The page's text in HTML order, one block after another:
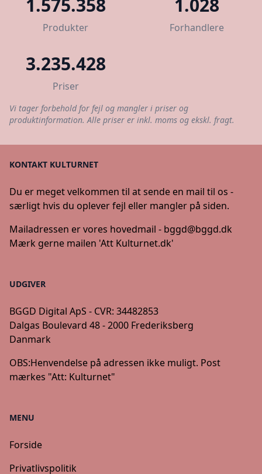
1.575.358
Produkter
1.028
Forhandlere
3.235.428
Priser
Vi tager forbehold for fejl og mangler i priser og
produktinformation. Alle priser er inkl. moms og ekskl. fragt.
KONTAKT KULTURNET
Du er meget velkommen til at sende en mail til os -
særligt hvis du oplever fejl eller mangler på siden.
Mailadressen er vores hovedmail - bggd@bggd.dk
Mærk gerne mailen 'Att Kulturnet.dk'
UDGIVER
BGGD Digital ApS - CVR: 34482853
Dalgas Boulevard 48 - 2000 Frederiksberg
Danmark
OBS:Henvendelse på adressen ikke muligt. Post
mærkes "Att: Kulturnet"
MENU
Forside
Privatlivspolitik